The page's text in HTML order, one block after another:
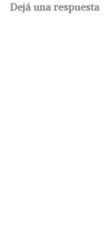
Dejá una respuesta